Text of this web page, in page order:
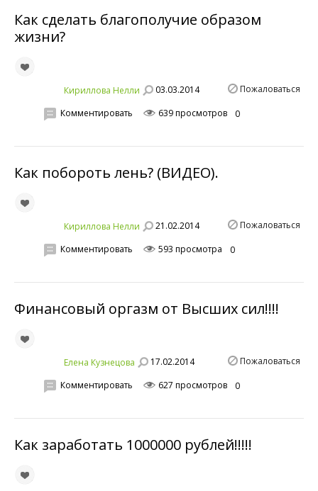
Как сделать благополучие образом
жизни?
Кириллова Нелли 03.03.2014 Пожаловаться
Комментировать 639 просмотров 0
Как побороть лень? (ВИДЕО).
Кириллова Нелли 21.02.2014 Пожаловаться
Комментировать 593 просмотра 0
Финансовый оргазм от Высших сил!!!!
Елена Кузнецова 17.02.2014 Пожаловаться
Комментировать 627 просмотров 0
Как заработать 1000000 рублей!!!!!